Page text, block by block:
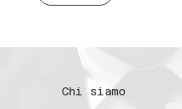
Chi siamo